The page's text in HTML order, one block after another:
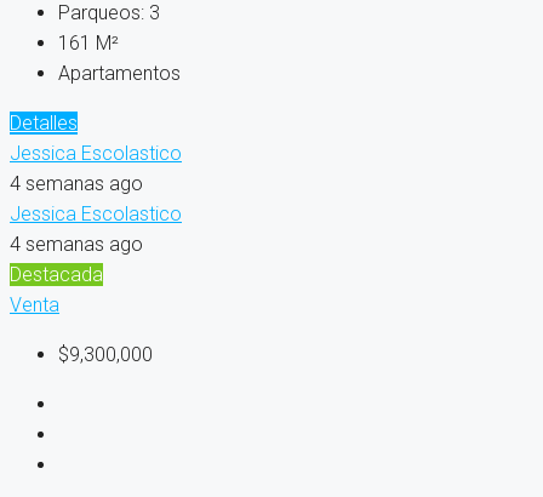
Parqueos: 3
161 M²
Apartamentos
Detalles
Jessica Escolastico
4 semanas ago
Jessica Escolastico
4 semanas ago
Destacada
Venta
$9,300,000